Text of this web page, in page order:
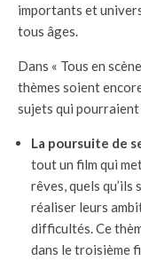
importants et
tous âges.
Dans « Tous en
thèmes soient
sujets qui
La poursuite de
tout un film qui
rêves, quels
réaliser leurs
difficultés. Ce
dans le troisième